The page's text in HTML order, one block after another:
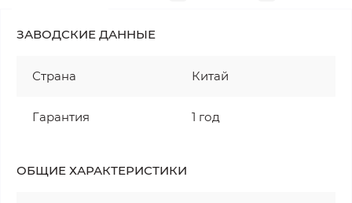
ЗАВОДСКИЕ ДАННЫЕ
Страна Китай
Гарантия 1 год
ОБЩИЕ ХАРАКТЕРИСТИКИ